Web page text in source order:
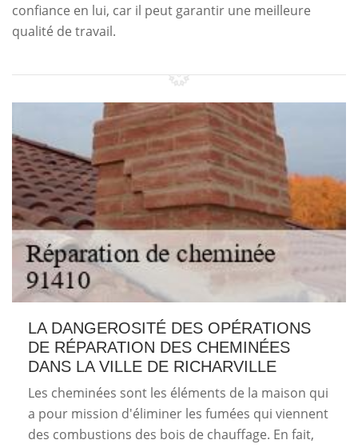
confiance en lui, car il peut garantir une meilleure
qualité de travail.
LA DANGEROSITÉ DES OPÉRATIONS
DE RÉPARATION DES CHEMINÉES
DANS LA VILLE DE RICHARVILLE
Les cheminées sont les éléments de la maison qui
a pour mission d'éliminer les fumées qui viennent
des combustions des bois de chauffage. En fait,